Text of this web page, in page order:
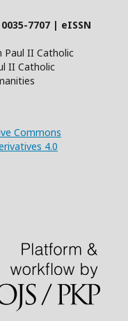
7707 | eISSN
Paul II Catholic
II Catholic
Commons
4.0